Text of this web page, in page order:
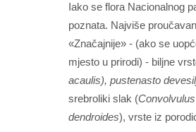
Iako se flora Nacionalnog
poznata. Najviše
«Značajnije» - (ako se
mjesto u prirodi) - biljne
acaulis), pustenasto
srebroliki slak (
dendroides), vrste iz